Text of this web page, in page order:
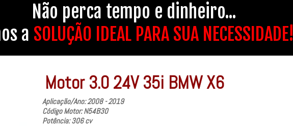
Não perca tempo e dinheiro...
a SOLUÇÃO IDEAL PARA SUA NECESSIDADE!
Motor 3.0 24V 35i BMW X6
Aplicação/Ano: 2008 - 2019
Código Motor: N54B30
Potência: 306 cv